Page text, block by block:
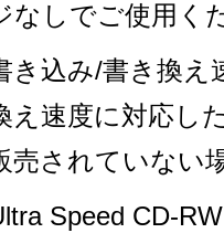
なしでご使用く
き込み/書き換え
え速度に対応し
売されていない
Speed CD-